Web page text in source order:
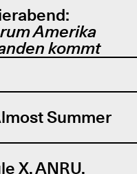
Amerika
kommt
Summer
X, ANRU,